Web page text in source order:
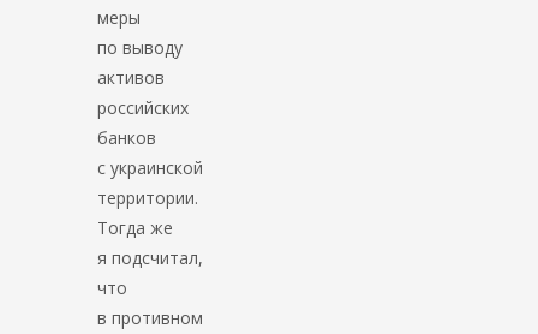
меры
по выводу
активов
российских
банков
с украинской
территории.
Тогда же
я подсчитал,
что
в противном